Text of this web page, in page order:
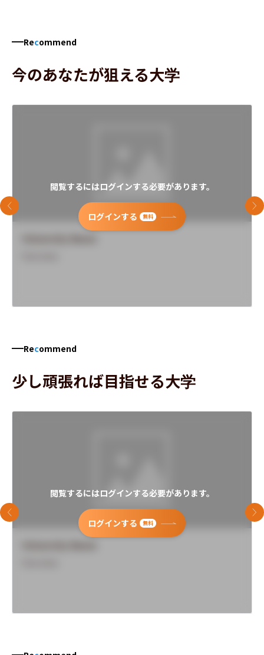
Recommend
今のあなたが狙える大学
閲覧するにはログインする必要があります。
ログインする 無料
前のスライド 次
Recommend
少し頑張れば目指せる大学
閲覧するにはログインする必要があります。
ログインする 無料
前のスライド 次